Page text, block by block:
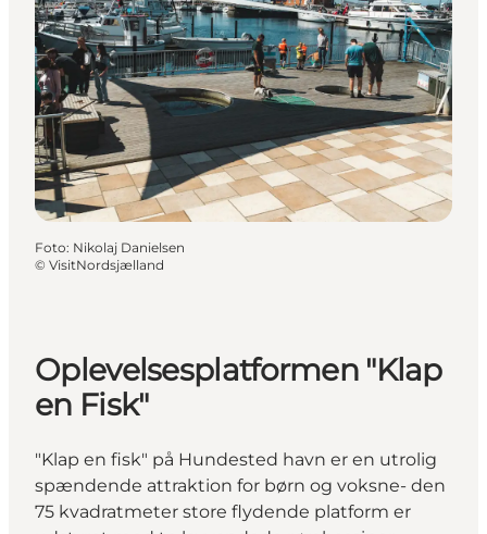
Foto: Nikolaj Danielsen
© VisitNordsjælland
Oplevelsesplatformen "Klap
en Fisk"
"Klap en fisk" på Hundested havn er en utrolig
spændende attraktion for børn og voksne- den
75 kvadratmeter store flydende platform er